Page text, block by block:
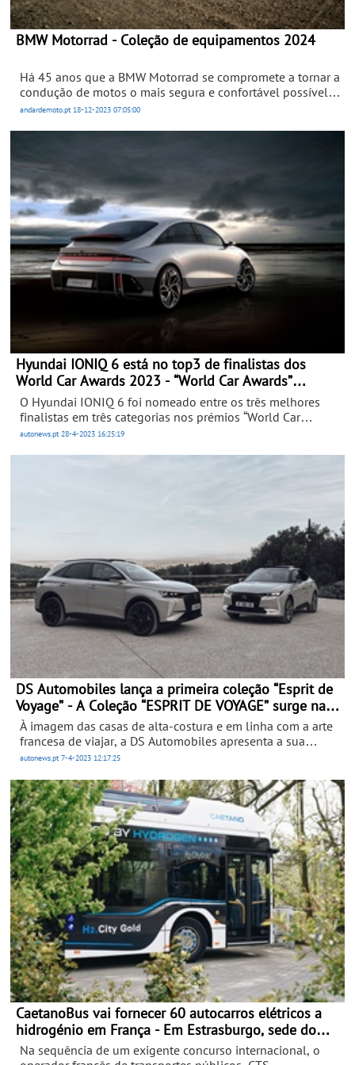
BMW Motorrad - Coleção de equipamentos 2024
Há 45 anos que a BMW Motorrad se compromete a tornar a
condução de motos o mais segura e confortável possível,
oferecendo ao mesmo tempo equipamento elegante,
andardemoto.pt 18-12-2023 07:05:00
Hyundai IONIQ 6 está no top3 de finalistas dos
World Car Awards 2023 - “World Car Awards”
anunciados a 5 de Abril
O Hyundai IONIQ 6 foi nomeado entre os três melhores
finalistas em três categorias nos prémios “World Car
Awards”. O Electrified Streamliner está entre os finalistas
autonews.pt28-4-2023 16:25:19
DS Automobiles lança a primeira coleção “Esprit de
Voyage” - A Coleção “ESPRIT DE VOYAGE” surge nas
gamas DS 4 e DS 7
À imagem das casas de alta-costura e em linha com a arte
francesa de viajar, a DS Automobiles apresenta a sua
primeira Coleção. Portugal e a 60ª edição da ModaLisboa
apresentação mundial. Concebida para associar o savoir-
faire da Marca aos seus territórios de eleição, a Coleção
traduz um desejo de partilha da DS Automobiles com
todos os amantes do requinte e da tecnologia.
autonews.pt7-4-2023 12:17:25
CaetanoBus vai fornecer 60 autocarros elétricos a
hidrogénio em França - Em Estrasburgo, sede do
Parlamento Europeu
Na sequência de um exigente concurso internacional, o